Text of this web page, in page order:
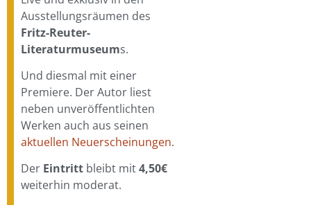
Ausstellungsräumen des
Fritz-Reuter-
Literaturmuseums.
Und diesmal mit einer
Premiere. Der Autor liest
neben unveröffentlichten
Werken auch aus seinen
aktuellen Neuerscheinungen.
Der Eintritt bleibt mit4,50€
weiterhin moderat.